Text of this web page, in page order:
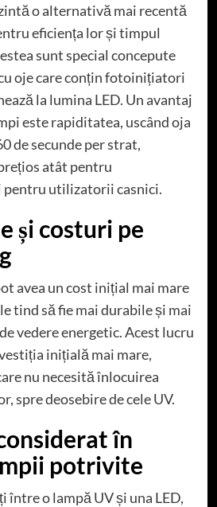
o alternativă mai recentă
eficiența lor și timpul
sunt special concepute
oje care conțin fotoinițiatori
la lumina LED. Un avantaj
este rapiditatea, uscând oja
de secunde per strat,
atât pentru
utilizatorii casnici.
și costuri pe
avea un cost inițial mai mare
tind să fie mai durabile și mai
vedere energetic. Acest lucru
inițială mai mare,
nu necesită înlocuirea
spre deosebire de cele UV.
în
potrivite
între o lampă UV și una LED,